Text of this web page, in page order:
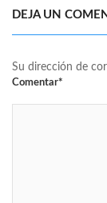
DEJA UN
Su dirección de
Comentar*